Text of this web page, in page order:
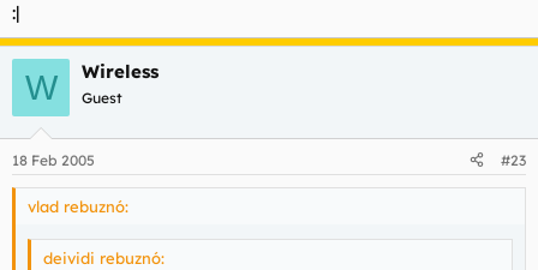
:|
W Wireless
Guest
18 Feb 2005 #23
vlad rebuznó:
deividi rebuznó: